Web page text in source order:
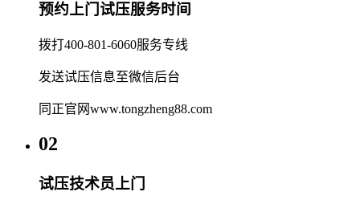
预约上门试压服务时间
拨打400-801-6060服务专线
发送试压信息至微信后台
同正官网www.tongzheng88.com
02
试压技术员上门